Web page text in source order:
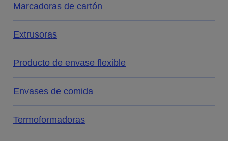
Marcadoras de cartón
Extrusoras
Producto de envase flexible
Envases de comida
Termoformadoras